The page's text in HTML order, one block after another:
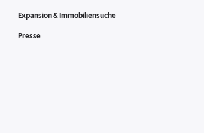
Expansion & Immobiliensuche
Presse